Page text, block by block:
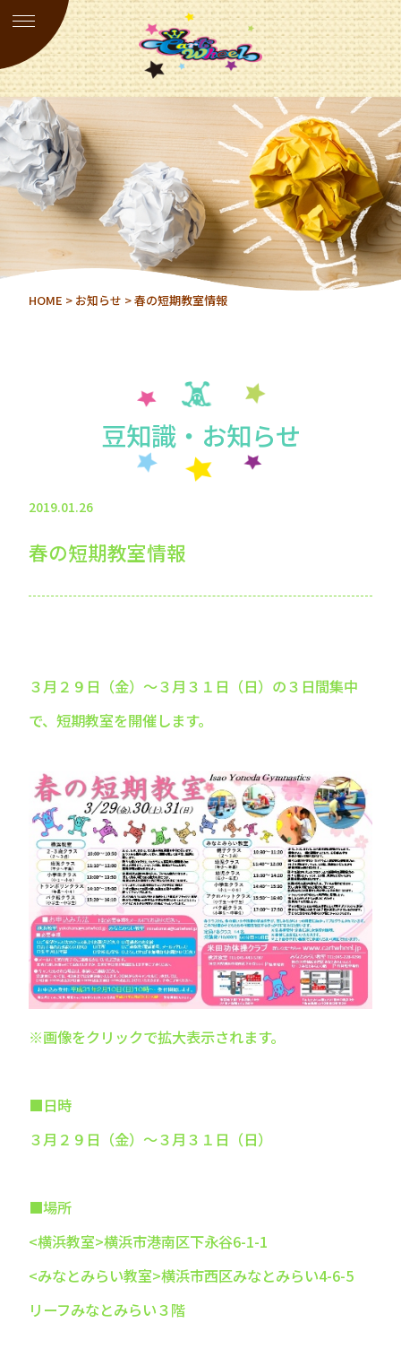
HOME > お知らせ > 春の短期教室情報
豆知識・お知らせ
2019.01.26
春の短期教室情報
３月２９日（金）～３月３１日（日）の３日間集中
で、短期教室を開催します。
※画像をクリックで拡大表示されます。
■日時
３月２９日（金）～３月３１日（日）
■場所
<横浜教室>横浜市港南区下永谷6-1-1
<みなとみらい教室>横浜市西区みなとみらい4-6-5
リーフみなとみらい３階